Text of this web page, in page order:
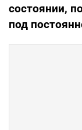
состоянии,
под